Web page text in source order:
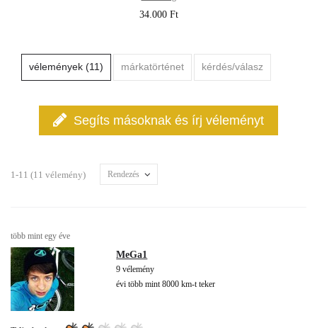
34.000 Ft
vélemények (11) márkatörténet kérdés/válasz
Segíts másoknak és írj véleményt
1-11 (11 vélemény) Rendezés
több mint egy éve
MeGa1
9 vélemény
évi több mint 8000 km-t teker